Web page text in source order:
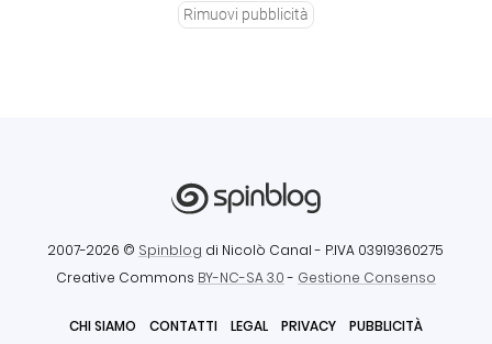
Rimuovi pubblicità
2007-2026 © Spinblog di Nicolò Canal - P.IVA 03919360275
Creative Commons BY-NC-SA 3.0- Gestione Consenso
CHI SIAMO CONTATTI LEGAL PRIVACY PUBBLICITÀ